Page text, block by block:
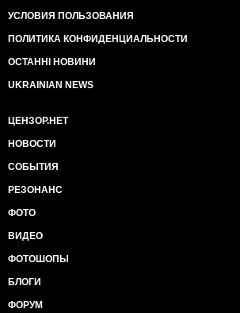
УСЛОВИЯ ПОЛЬЗОВАНИЯ
ПОЛИТИКА КОНФИДЕНЦИАЛЬНОСТИ
ОСТАННІ НОВИНИ
UKRAINIAN NEWS
ЦЕНЗОР.НЕТ
НОВОСТИ
СОБЫТИЯ
РЕЗОНАНС
ФОТО
ВИДЕО
ФОТОШОПЫ
БЛОГИ
ФОРУМ